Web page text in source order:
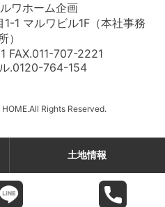
ワホーム企画
1 マルワビル1F（本社事務
）
FAX.011-707-2221
.0120-764-154
Rights Reserved.
土地情報